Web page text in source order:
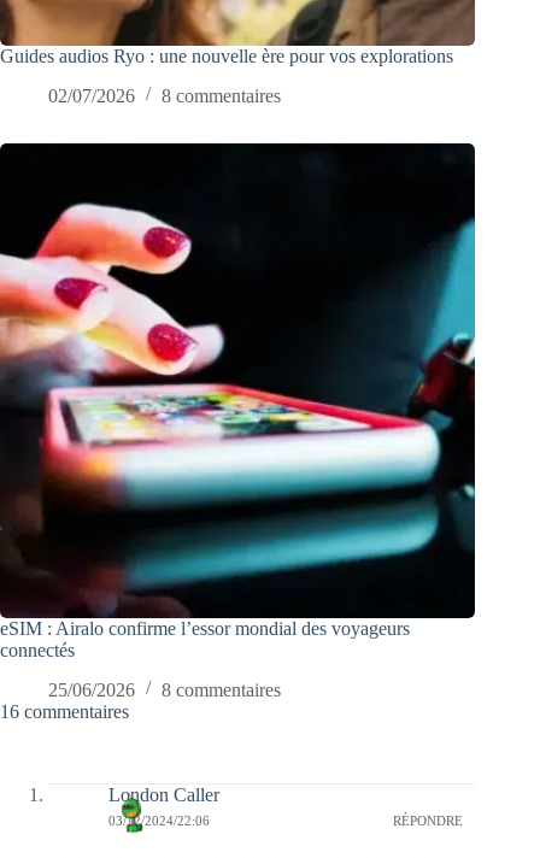
Guides audios Ryo : une nouvelle ère pour vos explorations
02/07/2026
8 commentaires
eSIM : Airalo confirme l’essor mondial des voyageurs
connectés
25/06/2026
8 commentaires
16 commentaires
London Caller
03/12/2024/22:06 RÉPONDRE